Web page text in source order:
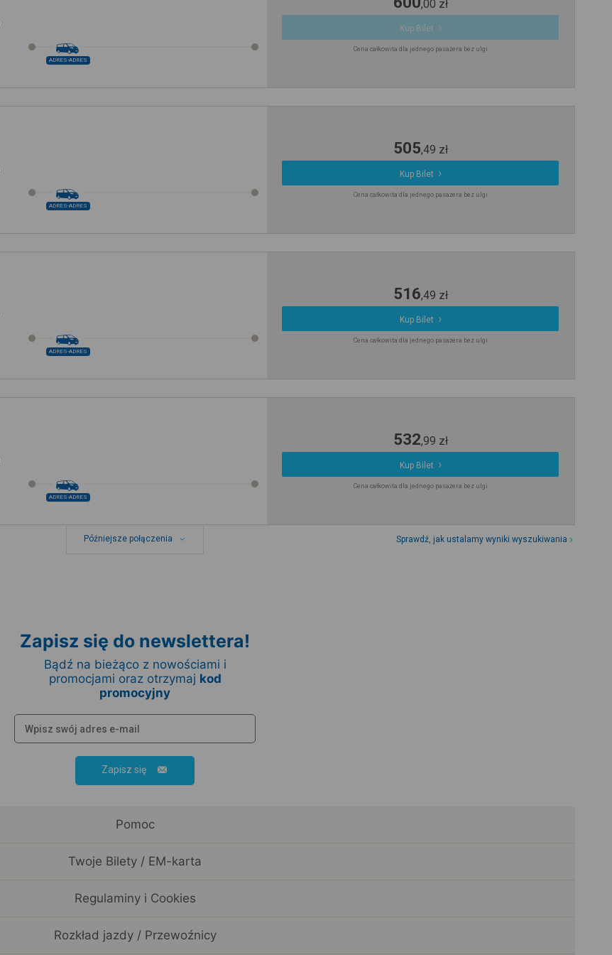
ADRES-ADRES
,00 zł
Kup Bilet
Cena całkowita dla jednego pasażera bez ulgi
ADRES-ADRES
505,49 zł
Kup Bilet
Cena całkowita dla jednego pasażera bez ulgi
ADRES-ADRES
516,49 zł
Kup Bilet
Cena całkowita dla jednego pasażera bez ulgi
ADRES-ADRES
532,99 zł
Kup Bilet
Cena całkowita dla jednego pasażera bez ulgi
Późniejsze połączenia Sprawdź, jak ustalamy wyniki wyszukiwania
Zapisz się do newslettera!
Bądź na bieżąco z nowościami i
promocjami oraz otrzymaj kod
promocyjny
Zapisz się
Pomoc
Twoje Bilety / EM-karta
Regulaminy i Cookies
Rozkład jazdy / Przewoźnicy